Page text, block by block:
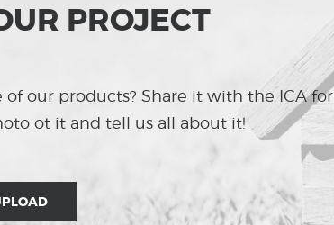
PROJECT
our products? Share it with the ICA for
ot it and tell us all about it!